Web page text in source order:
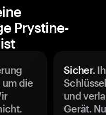
Prystine-
um die
Sicher.
und
Gerät.